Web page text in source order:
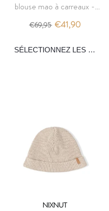
blouse mao à carreaux -
grain/moss - nixnut
€69,95 €41,90
NIXNUT